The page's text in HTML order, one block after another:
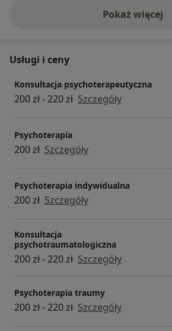
Pokaż więcej
o
Usługi i ceny
Konsultacja psychoterapeutyczna
200 zł - 220 zł Szczegóły
Psychoterapia
200 zł Szczegóły
Psychoterapia indywidualna
200 zł Szczegóły
Konsultacja
psychotraumatologiczna
200 zł - 220 zł Szczegóły
Psychoterapia traumy
200 zł - 220 zł Szczegóły